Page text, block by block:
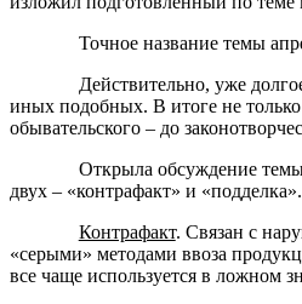
Точное название темы
Действительно, уже
иных подобных. В итоге не
обывательского – до
Открыла обсуждение
двух – «контрафакт» и «подделка».
Контрафакт. Связан с
«серыми» методами ввоза
все чаще используется в ложном